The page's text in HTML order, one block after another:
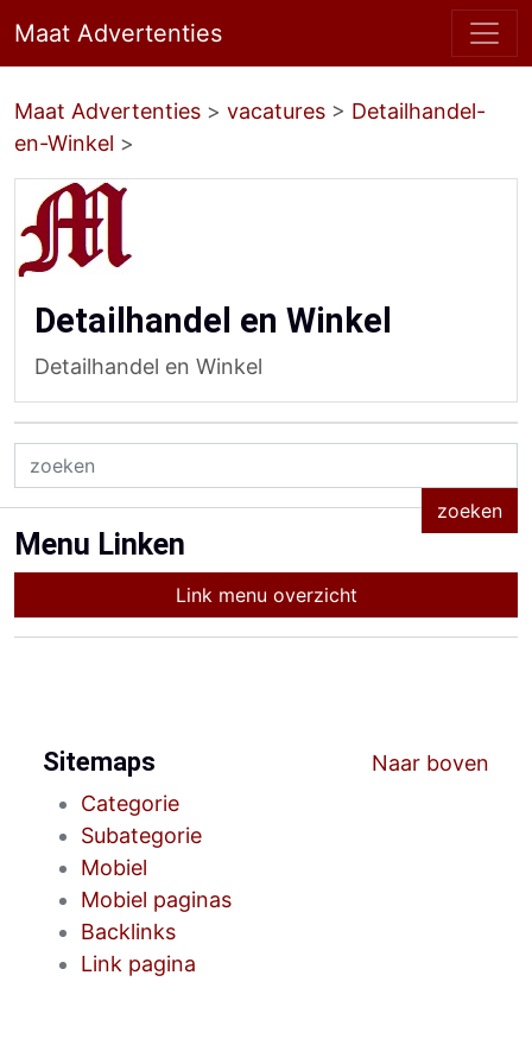
Maat Advertenties
Maat Advertenties > vacatures > Detailhandel-
en-Winkel >
Detailhandel en Winkel
Detailhandel en Winkel
Menu Linken
Link menu overzicht
Naar boven
Sitemaps
Categorie
Subategorie
Mobiel
Mobiel paginas
Backlinks
Link pagina